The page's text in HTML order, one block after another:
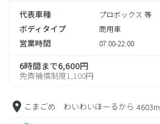
代表車種 プロボックス 等
ボディタイプ 商用車
営業時間 07:00-22:00
6時間まで6,600円
免責補償制度1,100円
こまごめ わいわいほーるから 4603m